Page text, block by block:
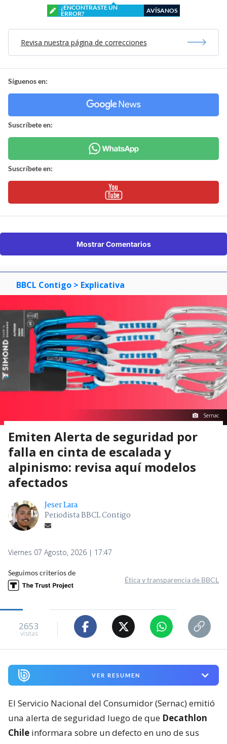
¿ENCONTRASTE UN
ERROR?
AVÍSANOS
Revisa nuestra página de correcciones
Síguenos en:
Suscríbete en:
Suscríbete en:
Mostrar Comentarios
BBCL Contigo > Explicativa
Sernac
Emiten Alerta de seguridad por
falla en cinta de escalada y
alpinismo: revisa aquí modelos
afectados
Jeser Lara
Periodista BBCL Contigo
Viernes 07 Agosto, 2026 | 17:47
Seguimos criterios de
Ética y transparencia de BBCL
2653
visitas
VER RESUMEN
El Servicio Nacional del Consumidor (Sernac) emitió
una alerta de seguridad luego de que Decathlon
Chile informara sobre un defecto en uno de sus